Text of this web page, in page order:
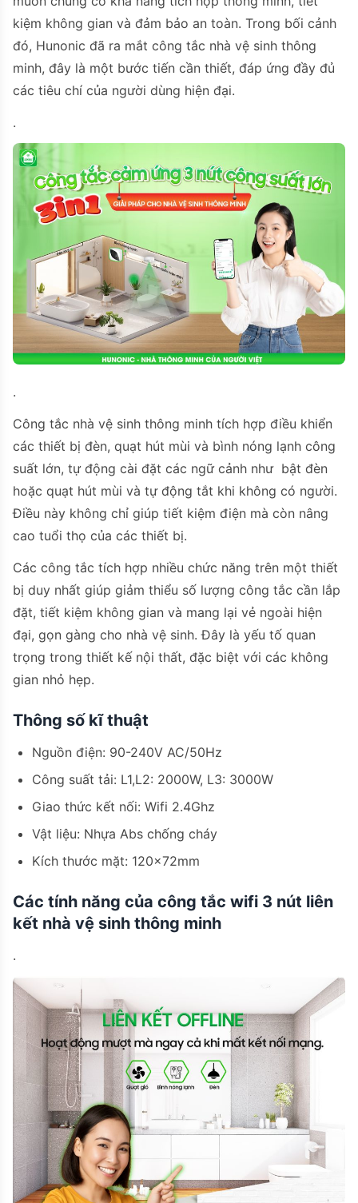
kiệm không gian và đảm bảo an toàn. Trong bối cảnh
đó, Hunonic đã ra mắt công tắc nhà vệ sinh thông
minh, đây là một bước tiến cần thiết, đáp ứng đầy đủ
các tiêu chí của người dùng hiện đại.
.
.
Công tắc nhà vệ sinh thông minh tích hợp điều khiển
các thiết bị đèn, quạt hút mùi và bình nóng lạnh công
suất lớn, tự động cài đặt các ngữ cảnh như bật đèn
hoặc quạt hút mùi và tự động tắt khi không có người.
Điều này không chỉ giúp tiết kiệm điện mà còn nâng
cao tuổi thọ của các thiết bị.
Các công tắc tích hợp nhiều chức năng trên một thiết
bị duy nhất giúp giảm thiểu số lượng công tắc cần lắp
đặt, tiết kiệm không gian và mang lại vẻ ngoài hiện
đại, gọn gàng cho nhà vệ sinh. Đây là yếu tố quan
trọng trong thiết kế nội thất, đặc biệt với các không
gian nhỏ hẹp.
Thông số kĩ thuật
Nguồn điện: 90-240V AC/50Hz
Công suất tải: L1,L2: 2000W, L3: 3000W
Giao thức kết nối: Wifi 2.4Ghz
Vật liệu: Nhựa Abs chống cháy
Kích thước mặt: 120x72mm
Các tính năng của công tắc wifi 3 nút liên
kết nhà vệ sinh thông minh
.